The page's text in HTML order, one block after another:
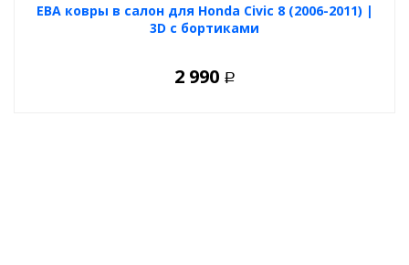
ЕВА ковры в салон для Honda Civic 8 (2006-2011) |
3D с бортиками
2 990 Р